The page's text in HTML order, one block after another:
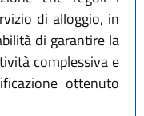
di alloggio, in
di garantire la
complessiva e
ottenuto